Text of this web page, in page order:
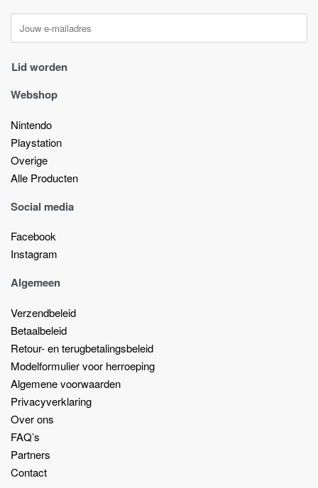
Webshop
Nintendo
Playstation
Overige
Alle Producten
Social media
Facebook
Instagram
Algemeen
Verzendbeleid
Betaalbeleid
Retour- en terugbetalingsbeleid
Modelformulier voor herroeping
Algemene voorwaarden
Privacyverklaring
Over ons
FAQ’s
Partners
Contact